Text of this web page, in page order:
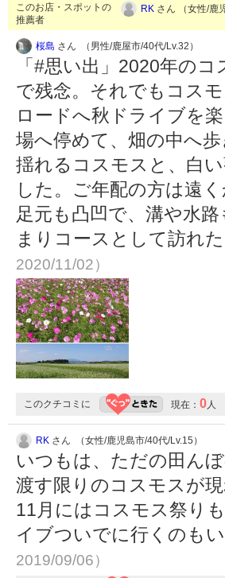
このお店・スポットの
推薦者
RK さん （女性/鹿
桜島 さん （男性/鹿屋市/40代/Lv.32）
「#思い出」2020年の
で残念。それでもコス
ロードへ秋ドライブを
場へ停めて、畑の中へ
揺れるコスモスと、白
した。ご年配の方は遠
足元も凸凹で、溝や水
まりコースとして訪れ
2020/11/02）
このクチコミに 現在： 0 人
RK さん （女性/鹿児島市/40代/Lv.15）
いつもは、ただの田ん
渡す限りのコスモスが
11月にはコスモス祭り
イブついでに行くのも
2019/09/06）